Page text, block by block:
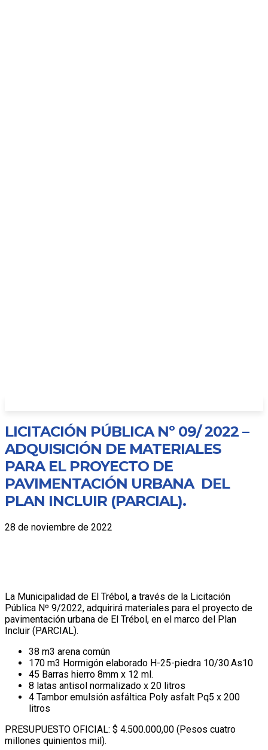
LICITACIÓN PÚBLICA Nº 09/ 2022 –
ADQUISICIÓN DE MATERIALES
PARA EL PROYECTO DE
PAVIMENTACIÓN URBANA DEL
PLAN INCLUIR (PARCIAL).
28 de noviembre de 2022
La Municipalidad de El Trébol, a través de la Licitación
Pública Nº 9/2022, adquirirá materiales para el proyecto de
pavimentación urbana de El Trébol, en el marco del Plan
Incluir (PARCIAL).
38 m3 arena común
170 m3 Hormigón elaborado H-25-piedra 10/30.As10
45 Barras hierro 8mm x 12 ml.
8 latas antisol normalizado x 20 litros
4 Tambor emulsión asfáltica Poly asfalt Pq5 x 200
litros
PRESUPUESTO OFICIAL: $ 4.500.000,00 (Pesos cuatro
millones quinientos mil).